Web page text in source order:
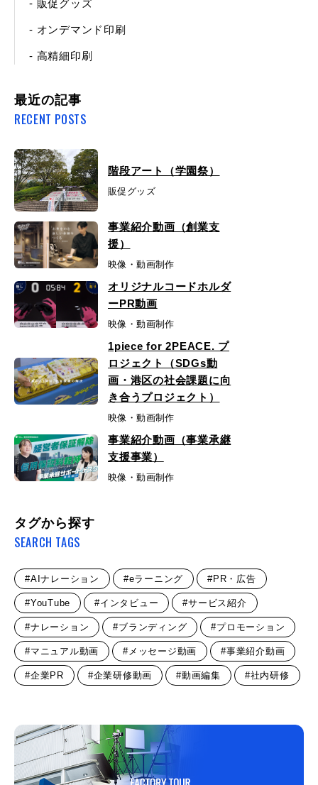
- 販促グッズ
- オンデマンド印刷
- 高精細印刷
最近の記事
RECENT POSTS
階段アート（学園祭）
販促グッズ
事業紹介動画（創業支
援）
映像・動画制作
オリジナルコードホルダ
ーPR動画
映像・動画制作
1piece for 2PEACE. プ
ロジェクト（SDGs動
画・港区の社会課題に向
き合うプロジェクト）
映像・動画制作
事業紹介動画（事業承継
支援事業）
映像・動画制作
タグから探す
SEARCH TAGS
#AIナレーション #eラーニング #PR・広告
#YouTube #インタビュー #サービス紹介
#ナレーション #ブランディング #プロモーション
#マニュアル動画 #メッセージ動画 #事業紹介動画
#企業PR #企業研修動画 #動画編集 #社内研修